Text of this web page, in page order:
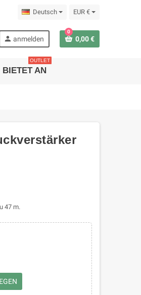
Deutsch EUR €
person anmelden
0
0,00 €
BIETET AN
OUTLET
47 m.